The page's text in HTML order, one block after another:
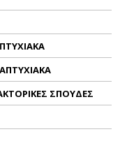
ΣΠΟΥΔΕΣ